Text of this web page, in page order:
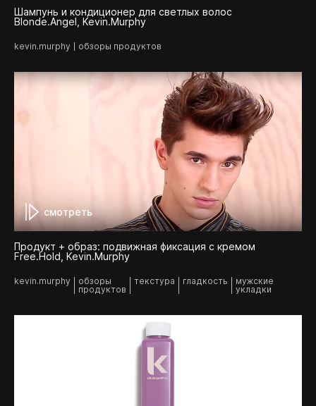
Шампунь и кондиционер для светлых волос
Blonde.Angel, Kevin.Murphy
kevin.murphy обзоры продуктов
смотреть
Продукт + образ: подвижная фиксация с кремом
Free.Hold, Kevin.Murphy
kevin.murphy
обзоры
продуктов
текстура гладкость
мужские
укладки